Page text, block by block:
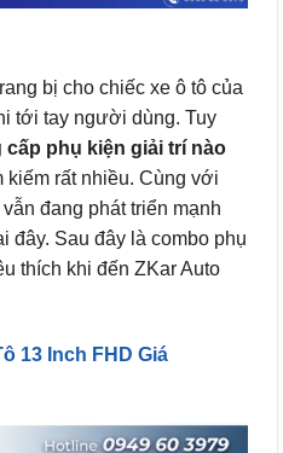
bị cho chiếc xe ô tô của
tới tay người dùng. Tuy
cấp phụ kiện giải trí nào
kiếm rất nhiều. Cùng với
đang phát triển mạnh
đây. Sau đây là combo phụ
thích khi đến ZKar Auto
13 Inch FHD Giá